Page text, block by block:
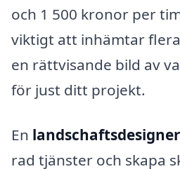
och 1 500 kronor per
viktigt att inhämtar
en rättvisande bild av
för just ditt projekt.
En landschaftsdesigner
rad tjänster och skapa